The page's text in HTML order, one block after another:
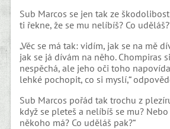
Sub Marcos se jen tak ze
ti řekne, že se mu nelíbíš? Co
„Věc se má tak: vidím, jak se na mě
jak se já dívám na něho. Chompiras
nespěchá, ale jeho oči toho
lehké pochopit, co si myslí,“
Sub Marcos pořád tak trochu z
když se pleteš a nelíbíš se mu?
někoho má? Co uděláš pak?“